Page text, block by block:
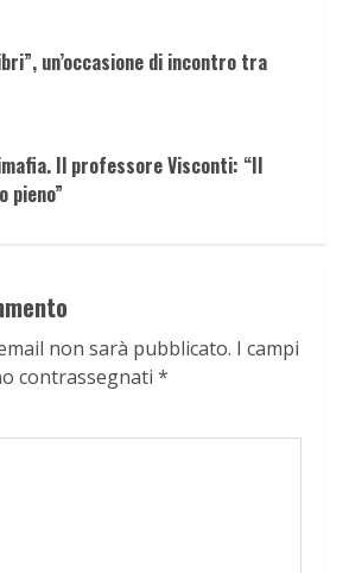
un’occasione di incontro tra
Il professore Visconti: “Il
pieno”
non sarà pubblicato. I campi
contrassegnati *